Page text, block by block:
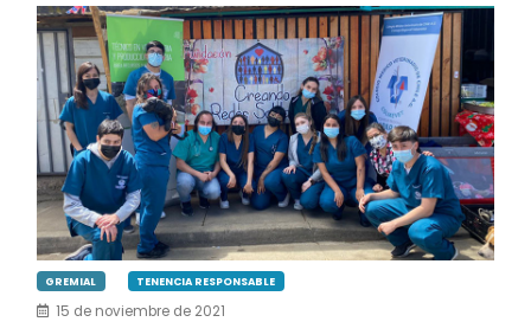
GREMIAL TENENCIA RESPONSABLE
15 de noviembre de 2021